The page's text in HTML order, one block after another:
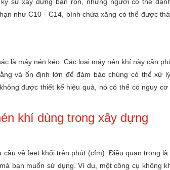
như C10 - C14, bình chứa xăng có thể được
là máy nén kéo. Các loại máy nén khí này cần
và ổn định lớn để đảm bảo chúng có thể xử
được thiết kế hiệu quả, nó có thể có nguy
khí dùng trong xây dựng
về feet khối trên phút (cfm). Điều quan trọng
bạn muốn sử dụng. Ví dụ, một công cụ không